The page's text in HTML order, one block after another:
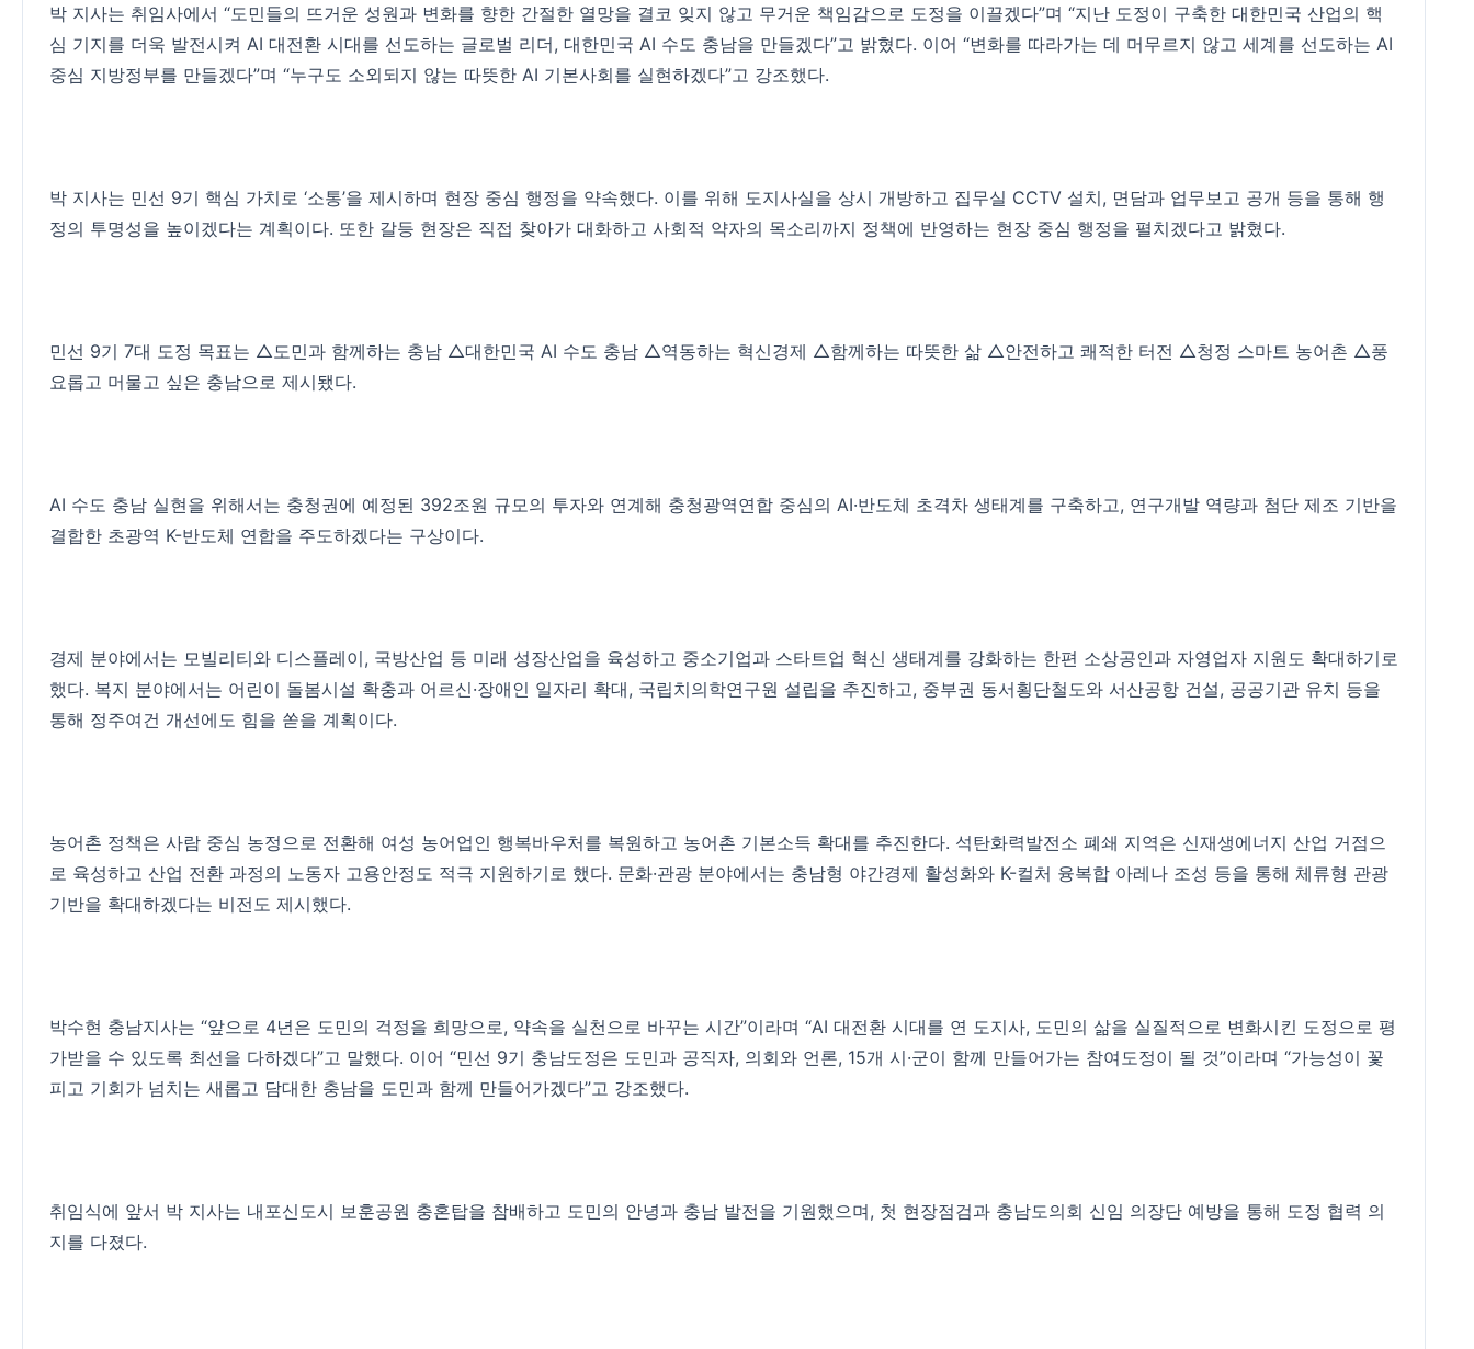
박 지사는 취임사에서 “도민들의 뜨거운 성원과 변화를 향한 간절한 열망을 결코 잊지 않고 무거운 책임감으로 도정을 이끌겠다”며 “지난 도정이 구축한 대한민국 산업의 핵
심 기지를 더욱 발전시켜 AI 대전환 시대를 선도하는 글로벌 리더, 대한민국 AI 수도 충남을 만들겠다”고 밝혔다. 이어 “변화를 따라가는 데 머무르지 않고 세계를 선도하는 AI
중심 지방정부를 만들겠다”며 “누구도 소외되지 않는 따뜻한 AI 기본사회를 실현하겠다”고 강조했다.
박 지사는 민선 9기 핵심 가치로 ‘소통’을 제시하며 현장 중심 행정을 약속했다. 이를 위해 도지사실을 상시 개방하고 집무실 CCTV 설치, 면담과 업무보고 공개 등을 통해 행
정의 투명성을 높이겠다는 계획이다. 또한 갈등 현장은 직접 찾아가 대화하고 사회적 약자의 목소리까지 정책에 반영하는 현장 중심 행정을 펼치겠다고 밝혔다.
민선 9기 7대 도정 목표는 △도민과 함께하는 충남 △대한민국 AI 수도 충남 △역동하는 혁신경제 △함께하는 따뜻한 삶 △안전하고 쾌적한 터전 △청정 스마트 농어촌 △풍
요롭고 머물고 싶은 충남으로 제시됐다.
AI 수도 충남 실현을 위해서는 충청권에 예정된 392조원 규모의 투자와 연계해 충청광역연합 중심의 AI·반도체 초격차 생태계를 구축하고, 연구개발 역량과 첨단 제조 기반을
결합한 초광역 K-반도체 연합을 주도하겠다는 구상이다.
경제 분야에서는 모빌리티와 디스플레이, 국방산업 등 미래 성장산업을 육성하고 중소기업과 스타트업 혁신 생태계를 강화하는 한편 소상공인과 자영업자 지원도 확대하기로
했다. 복지 분야에서는 어린이 돌봄시설 확충과 어르신·장애인 일자리 확대, 국립치의학연구원 설립을 추진하고, 중부권 동서횡단철도와 서산공항 건설, 공공기관 유치 등을
통해 정주여건 개선에도 힘을 쏟을 계획이다.
농어촌 정책은 사람 중심 농정으로 전환해 여성 농어업인 행복바우처를 복원하고 농어촌 기본소득 확대를 추진한다. 석탄화력발전소 폐쇄 지역은 신재생에너지 산업 거점으
로 육성하고 산업 전환 과정의 노동자 고용안정도 적극 지원하기로 했다. 문화·관광 분야에서는 충남형 야간경제 활성화와 K-컬처 융복합 아레나 조성 등을 통해 체류형 관광
기반을 확대하겠다는 비전도 제시했다.
박수현 충남지사는 “앞으로 4년은 도민의 걱정을 희망으로, 약속을 실천으로 바꾸는 시간”이라며 “AI 대전환 시대를 연 도지사, 도민의 삶을 실질적으로 변화시킨 도정으로 평
가받을 수 있도록 최선을 다하겠다”고 말했다. 이어 “민선 9기 충남도정은 도민과 공직자, 의회와 언론, 15개 시·군이 함께 만들어가는 참여도정이 될 것”이라며 “가능성이 꽃
피고 기회가 넘치는 새롭고 담대한 충남을 도민과 함께 만들어가겠다”고 강조했다.
취임식에 앞서 박 지사는 내포신도시 보훈공원 충혼탑을 참배하고 도민의 안녕과 충남 발전을 기원했으며, 첫 현장점검과 충남도의회 신임 의장단 예방을 통해 도정 협력 의
지를 다졌다.